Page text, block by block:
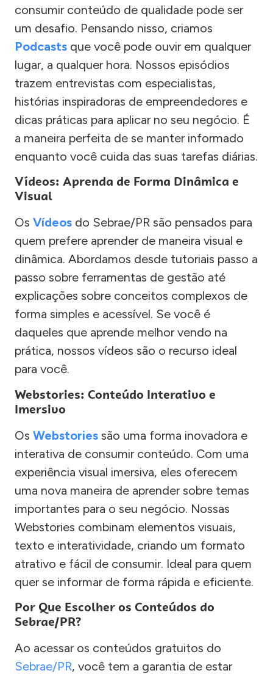
consumir conteúdo de qualidade pode ser
um desafio. Pensando nisso, criamos
Podcasts que você pode ouvir em qualquer
lugar, a qualquer hora. Nossos episódios
trazem entrevistas com especialistas,
histórias inspiradoras de empreendedores e
dicas práticas para aplicar no seu negócio. É
a maneira perfeita de se manter informado
enquanto você cuida das suas tarefas diárias.
Vídeos: Aprenda de Forma Dinâmica e
Visual
Os Vídeos do Sebrae/PR são pensados para
quem prefere aprender de maneira visual e
dinâmica. Abordamos desde tutoriais passo a
passo sobre ferramentas de gestão até
explicações sobre conceitos complexos de
forma simples e acessível. Se você é
daqueles que aprende melhor vendo na
prática, nossos vídeos são o recurso ideal
para você.
Webstories: Conteúdo Interativo e
Imersivo
Os Webstories são uma forma inovadora e
interativa de consumir conteúdo. Com uma
experiência visual imersiva, eles oferecem
uma nova maneira de aprender sobre temas
importantes para o seu negócio. Nossas
Webstories combinam elementos visuais,
texto e interatividade, criando um formato
atrativo e fácil de consumir. Ideal para quem
quer se informar de forma rápida e eficiente.
Por Que Escolher os Conteúdos do
Sebrae/PR?
Ao acessar os conteúdos gratuitos do
Sebrae/PR, você tem a garantia de estar